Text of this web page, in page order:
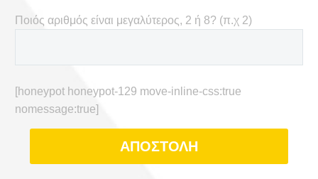
Ποιός αριθμός είναι μεγαλύτερος, 2 ή 8? (π.χ 2)
[honeypot honeypot-129 move-inline-css:true
nomessage:true]